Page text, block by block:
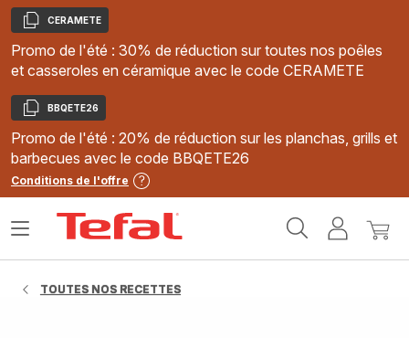
Copier
CERAMETE
Promo de l'été : 30% de réduction sur toutes nos poêles
et casseroles en céramique avec le code CERAMETE
Copier
BBQETE26
Promo de l'été : 20% de réduction sur les planchas, grills et
barbecues avec le code BBQETE26
Conditions de l'offre
MonMon
Ouvrir
TOUTES NOS RECETTES